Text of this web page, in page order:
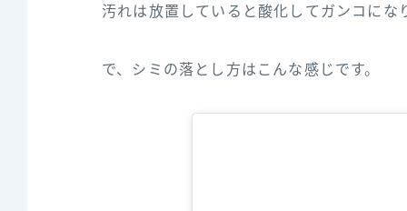
汚れは放置していると酸化してガンコにな
で、シミの落とし方はこんな感じです。